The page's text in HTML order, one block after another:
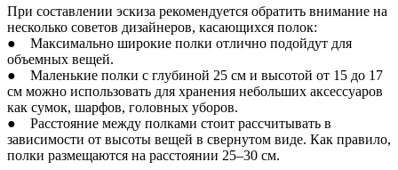
При составлении эскиза рекомендуется обратить внимание на
несколько советов дизайнеров, касающихся полок:
● Максимально широкие полки отлично подойдут для
объемных вещей.
● Маленькие полки с глубиной 25 см и высотой от 15 до 17
см можно использовать для хранения небольших аксессуаров
как сумок, шарфов, головных уборов.
● Расстояние между полками стоит рассчитывать в
зависимости от высоты вещей в свернутом виде. Как правило,
полки размещаются на расстоянии 25–30 см.